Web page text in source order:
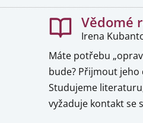
Vědomé
Irena
Máte potřebu
bude? Přijmout jeho
Studujeme
vyžaduje kontakt se